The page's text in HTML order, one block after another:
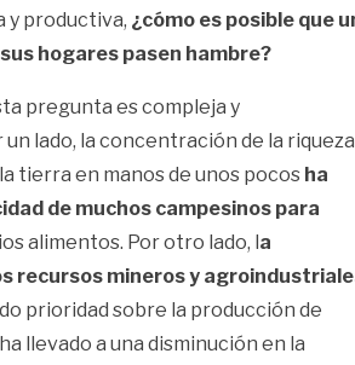
y productiva, ¿cómo es posible que
hogares pasen hambre?
pregunta es compleja y
lado, la concentración de la riqueza
tierra en manos de unos pocos ha
de muchos campesinos para
alimentos. Por otro lado, l a
recursos mineros y
prioridad sobre la producción de
llevado a una disminución en la